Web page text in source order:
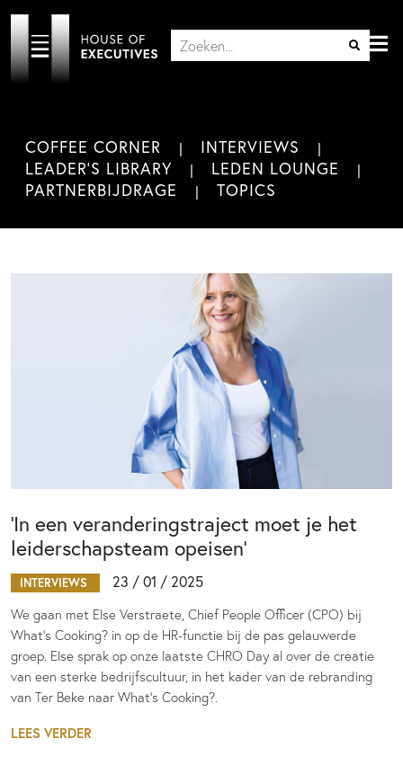
COFFEE CORNER
INTERVIEWS
LEADER'S LIBRARY
LEDEN LOUNGE
PARTNERBIJDRAGE
TOPICS
‘In een veranderingstraject moet je het
leiderschapsteam opeisen’
INTERVIEWS 23 / 01 / 2025
We gaan met Else Verstraete, Chief People Officer (CPO) bij
What’s Cooking? in op de HR-functie bij de pas gelauwerde
groep. Else sprak op onze laatste CHRO Day al over de creatie
van een sterke bedrijfscultuur, in het kader van de rebranding
van Ter Beke naar What’s Cooking?.
LEES VERDER